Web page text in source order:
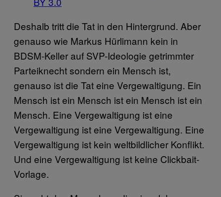
Deshalb tritt die Tat in den Hintergrund. Aber
genauso wie Markus Hürlimann kein in
BDSM-Keller auf SVP-Ideologie getrimmter
Parteiknecht sondern ein Mensch ist,
genauso ist die Tat eine Vergewaltigung. Ein
Mensch ist ein Mensch ist ein Mensch ist ein
Mensch. Eine Vergewaltigung ist eine
Vergewaltigung ist eine Vergewaltigung. Eine
Vergewaltigung ist kein weltbildlicher Konflikt.
Und eine Vergewaltigung ist keine Clickbait-
Vorlage.